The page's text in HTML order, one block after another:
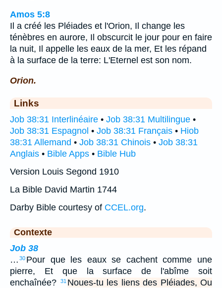
Amos 5:8
Il a créé les Pléiades et l'Orion, Il change les
ténèbres en aurore, Il obscurcit le jour pour en faire
la nuit, Il appelle les eaux de la mer, Et les répand
à la surface de la terre: L'Eternel est son nom.
Orion.
Links
Job 38:31 Interlinéaire • Job 38:31 Multilingue •
Job 38:31 Espagnol • Job 38:31 Français • Hiob
38:31 Allemand • Job 38:31 Chinois • Job 38:31
Anglais • Bible Apps • Bible Hub
Version Louis Segond 1910
La Bible David Martin 1744
Darby Bible courtesy of CCEL.org.
Contexte
Job 38
… 30 Pour que les eaux se cachent comme une
pierre, Et que la surface de l'abîme soit
enchaînée?
31 Noues-tu les liens des Pléiades, Ou